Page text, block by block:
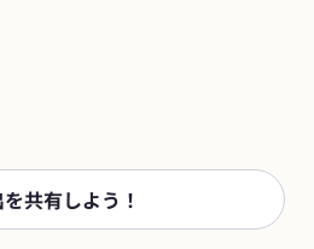
共有しよう！